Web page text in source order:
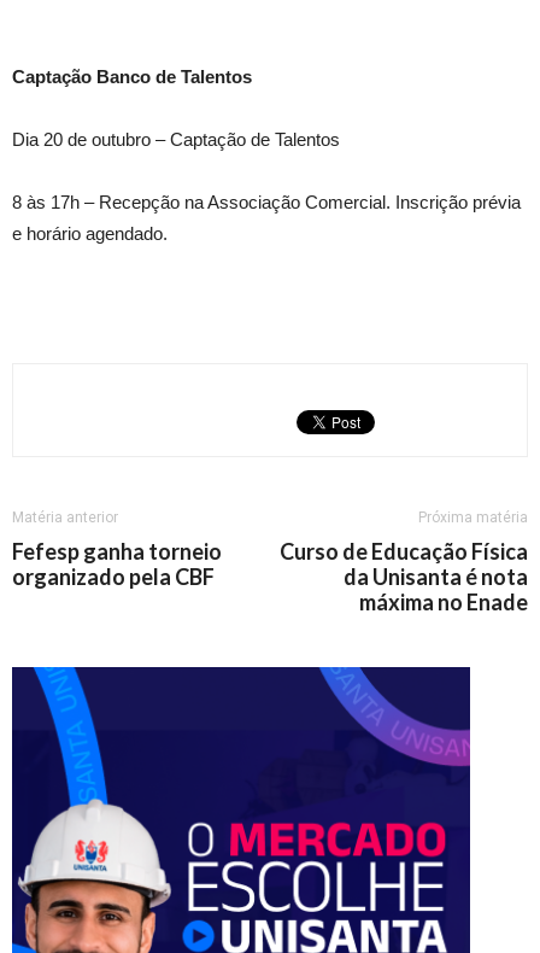
Captação Banco de Talentos
Dia 20 de outubro – Captação de Talentos
8 às 17h – Recepção na Associação Comercial. Inscrição prévia
e horário agendado.
Matéria anterior
Fefesp ganha torneio
organizado pela CBF
Próxima matéria
Curso de Educação Física
da Unisanta é nota
máxima no Enade